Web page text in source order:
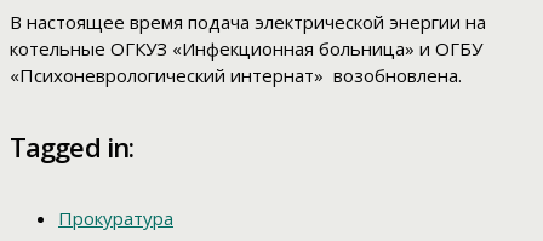
В настоящее время подача электрической энергии на
котельные ОГКУЗ «Инфекционная больница» и ОГБУ
«Психоневрологический интернат» возобновлена.
Tagged in:
Прокуратура